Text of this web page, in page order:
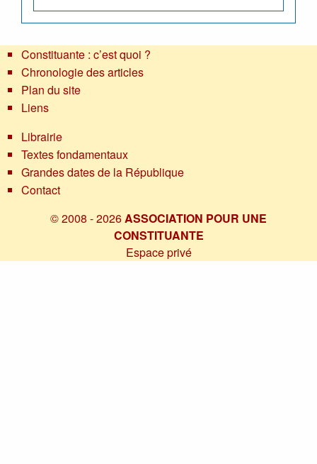
Constituante : c’est quoi ?
Chronologie des articles
Plan du site
Liens
Librairie
Textes fondamentaux
Grandes dates de la République
Contact
© 2008 - 2026ASSOCIATION POUR UNE
CONSTITUANTE
Espace privé